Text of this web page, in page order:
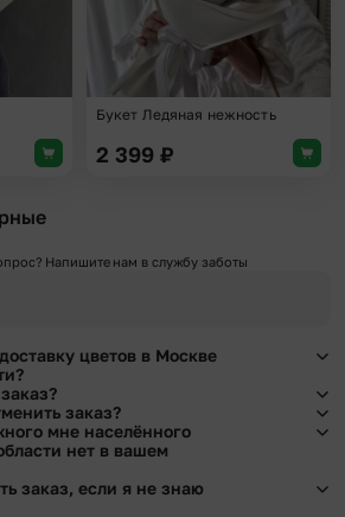
Букет Ледяная нежность
2 399 ₽
Напишите нам в службу заботы
цветов в Москве
можно в нашем приложении, на сайте flor2u.ru, по
в чате.варианты оплаты:
MasterCard, МИР, сбп
Совесть и Свобода.
заказ?
другой букет или добавить подарок
по телефонам горячей линии или в чате,
вопрос.
мне населённого
нет в вашем
по телефонам горячей линии или в чате.
заказ, если я не знаю